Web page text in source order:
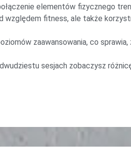
elementów fizycznego
względem fitness, ale także
zaawansowania, co
sesjach zobaczysz